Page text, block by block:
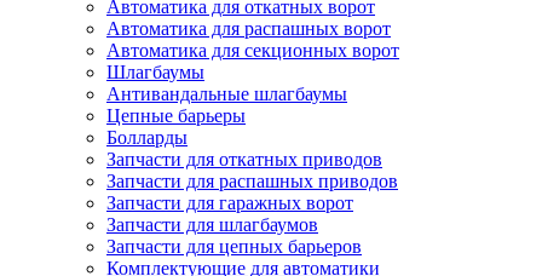
Автоматика для откатных ворот
Автоматика для распашных ворот
Автоматика для секционных ворот
Шлагбаумы
Антивандальные шлагбаумы
Цепные барьеры
Болларды
Запчасти для откатных приводов
Запчасти для распашных приводов
Запчасти для гаражных ворот
Запчасти для шлагбаумов
Запчасти для цепных барьеров
Комплектующие для автоматики